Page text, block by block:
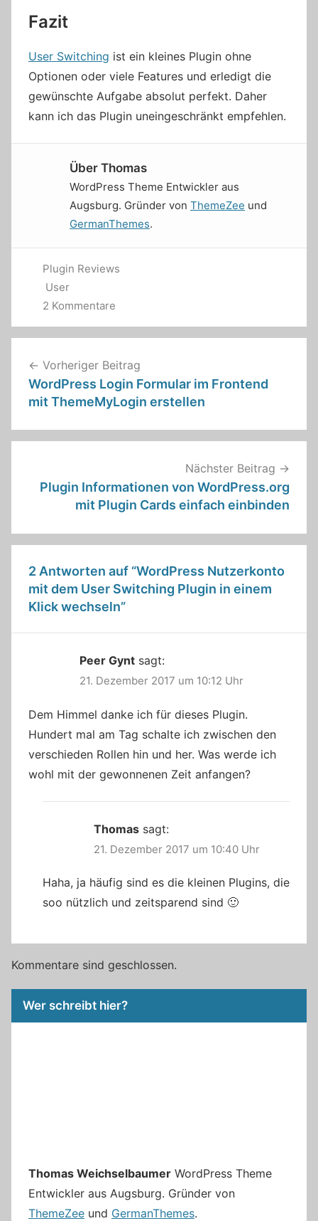
Fazit
User Switching ist ein kleines Plugin ohne
Optionen oder viele Features und erledigt die
gewünschte Aufgabe absolut perfekt. Daher
kann ich das Plugin uneingeschränkt empfehlen.
Über Thomas
WordPress Theme Entwickler aus
Augsburg. Gründer von ThemeZee und
GermanThemes.
Plugin Reviews
User
2 Kommentare
Vorheriger Beitrag
WordPress Login Formular im Frontend
mit ThemeMyLogin erstellen
Nächster Beitrag
Plugin Informationen von WordPress.org
mit Plugin Cards einfach einbinden
2 Antworten auf “WordPress Nutzerkonto
mit dem User Switching Plugin in einem
Klick wechseln”
Peer Gynt sagt:
21. Dezember 2017 um 10:12 Uhr
Dem Himmel danke ich für dieses Plugin.
Hundert mal am Tag schalte ich zwischen den
verschieden Rollen hin und her. Was werde ich
wohl mit der gewonnenen Zeit anfangen?
Thomas sagt:
21. Dezember 2017 um 10:40 Uhr
Haha, ja häufig sind es die kleinen Plugins, die
soo nützlich und zeitsparend sind 🙂
Kommentare sind geschlossen.
Wer schreibt hier?
Thomas Weichselbaumer WordPress Theme
Entwickler aus Augsburg. Gründer von
ThemeZee und GermanThemes.